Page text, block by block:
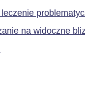
na widoczne